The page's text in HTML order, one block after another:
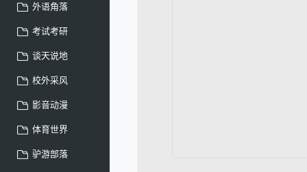
外语角落
考试考研
谈天说地
校外采风
影音动漫
体育世界
驴游部落